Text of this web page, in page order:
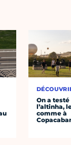
On a testé
l’altinha,
comme à